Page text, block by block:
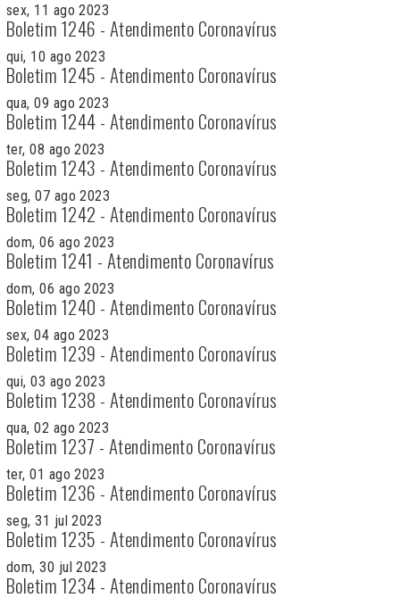
sex, 11 ago 2023
Boletim 1246 - Atendimento Coronavírus
qui, 10 ago 2023
Boletim 1245 - Atendimento Coronavírus
qua, 09 ago 2023
Boletim 1244 - Atendimento Coronavírus
ter, 08 ago 2023
Boletim 1243 - Atendimento Coronavírus
seg, 07 ago 2023
Boletim 1242 - Atendimento Coronavírus
dom, 06 ago 2023
Boletim 1241 - Atendimento Coronavírus
dom, 06 ago 2023
Boletim 1240 - Atendimento Coronavírus
sex, 04 ago 2023
Boletim 1239 - Atendimento Coronavírus
qui, 03 ago 2023
Boletim 1238 - Atendimento Coronavírus
qua, 02 ago 2023
Boletim 1237 - Atendimento Coronavírus
ter, 01 ago 2023
Boletim 1236 - Atendimento Coronavírus
seg, 31 jul 2023
Boletim 1235 - Atendimento Coronavírus
dom, 30 jul 2023
Boletim 1234 - Atendimento Coronavírus